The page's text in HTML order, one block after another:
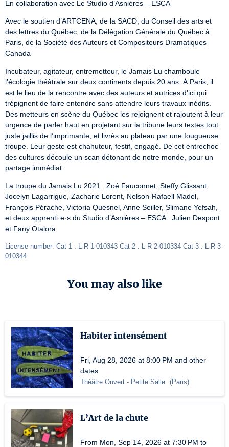
En collaboration avec Le Studio d’Asnières – ESCA
Avec le soutien d’ARTCENA, de la SACD, du Conseil des arts et
des lettres du Québec, de la Délégation Générale du Québec à
Paris, de la Société des Auteurs et Compositeurs Dramatiques
Canada
Incubateur, agitateur, entremetteur, le Jamais Lu chamboule
l’écologie théâtrale sur deux continents depuis 20 ans. À Paris, il
est le lieu de la rencontre avec des auteurs et autrices d’ici qui
trépignent de faire entendre sans attendre leurs travaux inédits.
Des metteurs en scène du Québec les rejoignent et rajoutent à leur
urgence de parler haut en projetant sur la tribune leurs textes tout
juste jaillis de l’imprimante, et livrés au plateau par une fougueuse
troupe. Leur geste est chahuteur, festif, engagé. De cet entrechoc
des cultures découle un scan détonant de notre monde, pour un
partage immédiat.
La troupe du Jamais Lu 2021 : Zoé Fauconnet, Steffy Glissant,
Jocelyn Lagarrigue, Zacharie Lorent, Nelson-Rafaell Madel,
François Pérache, Victoria Quesnel, Anne Seiller, Slimane Yefsah,
et deux apprenti·e·s du Studio d’Asnières – ESCA : Julien Despont
et Fany Otalora
License number: Cat 1 : L-R-1-010343 Cat 2 : L-R-2-010334 Cat 3 : L-R-3-
010344
You may also like
Habiter intensément
Fri, Aug 28, 2026 at 8:00 PM and other
dates
Théâtre Ouvert - Petite Salle (Paris)
L’Art de la chute
From Mon, Sep 14, 2026 at 7:30 PM to